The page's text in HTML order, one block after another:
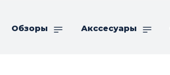
Обзоры Акссесуары